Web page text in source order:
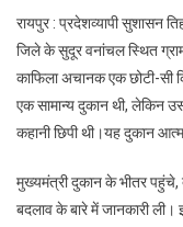
रायपुर : प्रदेशव्यापी सुशासन
जिले के सुदूर वनांचल स्थित
काफिला अचानक एक छोटी-सी
एक सामान्य दुकान थी, लेकिन
कहानी छिपी थी।यह दुकान
मुख्यमंत्री दुकान के भीतर
बदलाव के बारे में जानकारी ली।